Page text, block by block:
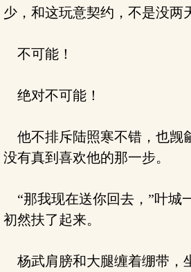
少，和这玩意契约，不是没两
不可能！
绝对不可能！
他不排斥陆照寒不错，也觊
没有真到喜欢他的那一步。
“那我现在送你回去，”叶城
初然扶了起来。
杨武肩膀和大腿缠着绷带，